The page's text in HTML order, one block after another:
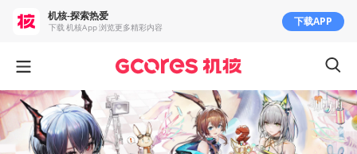
机核-探索热爱
下载 机核App 浏览更多精彩内容 下载APP